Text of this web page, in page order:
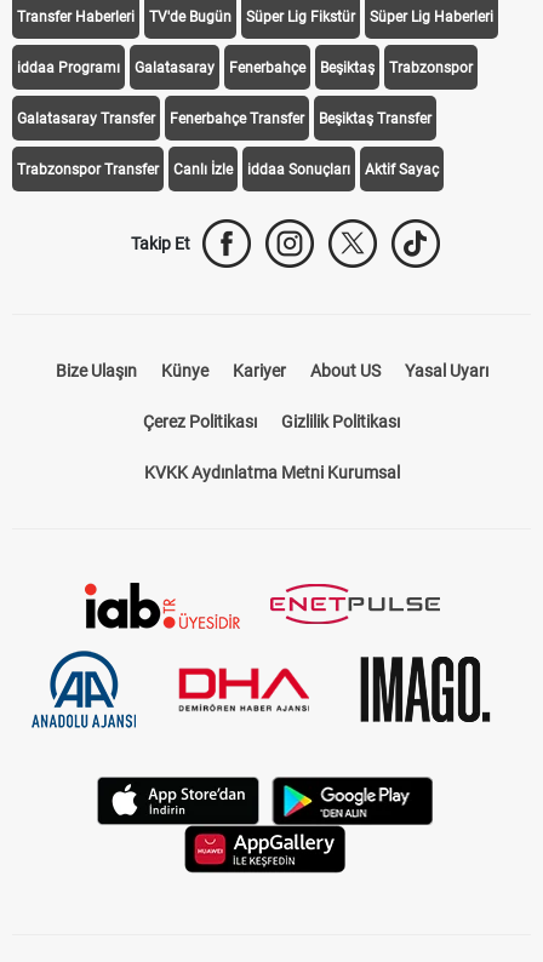
Transfer Haberleri TV'de Bugün Süper Lig Fikstür Süper Lig Haberleri
iddaa Programı Galatasaray Fenerbahçe Beşiktaş Trabzonspor
Galatasaray Transfer Fenerbahçe Transfer Beşiktaş Transfer
Trabzonspor Transfer Canlı İzle iddaa Sonuçları Aktif Sayaç
Takip Et
Bize Ulaşın Künye Kariyer About US Yasal Uyarı
Çerez Politikası Gizlilik Politikası
KVKK Aydınlatma Metni Kurumsal